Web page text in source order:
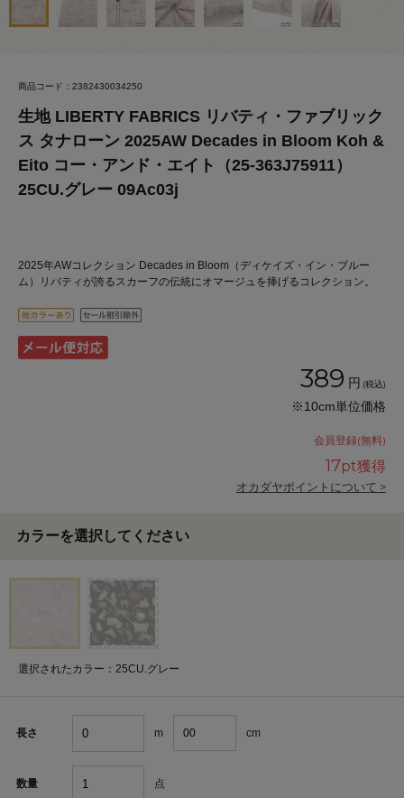
商品コード：2382430034250
生地 LIBERTY FABRICS リバティ・ファブリック
ス タナローン 2025AW Decades in Bloom Koh &
Eito コー・アンド・エイト（25-363J75911）
25CU.グレー 09Ac03j
2025年AWコレクション Decades in Bloom（ディケイズ・イン・ブルー
ム）リバティが誇るスカーフの伝統にオマージュを捧げるコレクション。
389 円 (税込)
※10cm単位価格
会員登録(無料)
17pt獲得
オカダヤポイントについて >
カラーを選択してください
選択されたカラー：25CU.グレー
長さ m cm
数量 点